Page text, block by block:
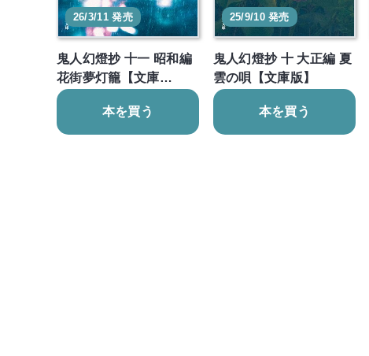
26/3/11 発売
鬼人幻燈抄 十一 昭和編
花街夢灯籠【文庫…
本を買う
25/9/10 発売
鬼人幻燈抄 十 大正編 夏
雲の唄【文庫版】
本を買う